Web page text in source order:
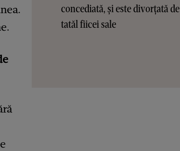
concediată, și este divorțată de
tatăl fiicei sale